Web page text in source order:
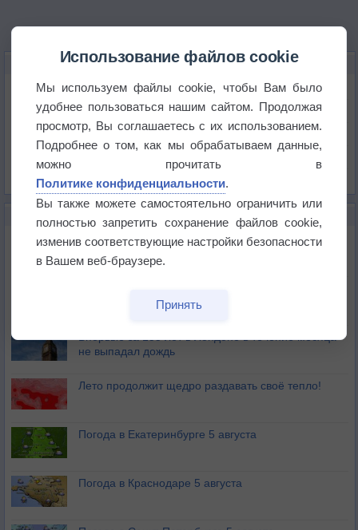
КАРТЫ ПОГОДЫ В АБОВЯНЕ
Температура
Давление
Осадки
Список всех карт
Дневная температура воздуха в ОАЭ превысила
+51°
Впервые за 155 лет в Лондоне в течение месяца
не выпадал дождь
Лето продолжит щедро раздавать своё тепло!
Погода в Екатеринбурге 5 августа
Погода в Краснодаре 5 августа
Использование файлов cookie
Мы используем файлы cookie, чтобы Вам было
удобнее пользоваться нашим сайтом. Продолжая
просмотр, Вы соглашаетесь с их использованием.
Подробнее о том, как мы обрабатываем данные,
можно прочитать в
Политике конфиденциальности.
Вы также можете самостоятельно ограничить или
полностью запретить сохранение файлов cookie,
изменив соответствующие настройки безопасности
в Вашем веб-браузере.
Принять